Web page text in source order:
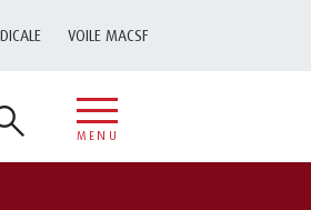
VOILE MACSF
MENU